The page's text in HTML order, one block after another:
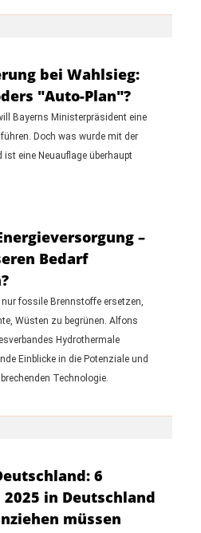
bei Wahlsieg:
"Auto-Plan"?
Bayerns Ministerpräsident eine
Doch was wurde mit der
ist eine Neuauflage überhaupt
–
Bedarf
fossile Brennstoffe ersetzen,
Wüsten zu begrünen. Alfons
Hydrothermale
Einblicke in die Potenziale und
Technologie.
6
in Deutschland
müssen